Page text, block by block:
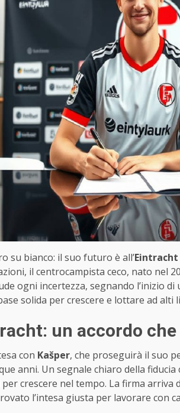
su bianco: il suo futuro è all’
il centrocampista ceco, nato nel
ogni incertezza, segnando l’inizio
solida per crescere e lottare ad alti
un accordo
con Kašper, che proseguirà il suo
anni. Un segnale chiaro della
crescere nel tempo. La firma
l’intesa giusta per lavorare con